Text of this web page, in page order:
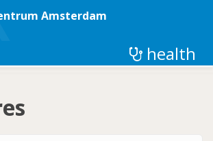
Amsterdam
health